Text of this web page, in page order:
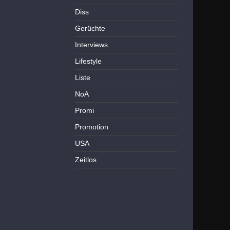
Diss
Gerüchte
Interviews
Lifestyle
Liste
NoA
Promi
Promotion
USA
Zeitlos